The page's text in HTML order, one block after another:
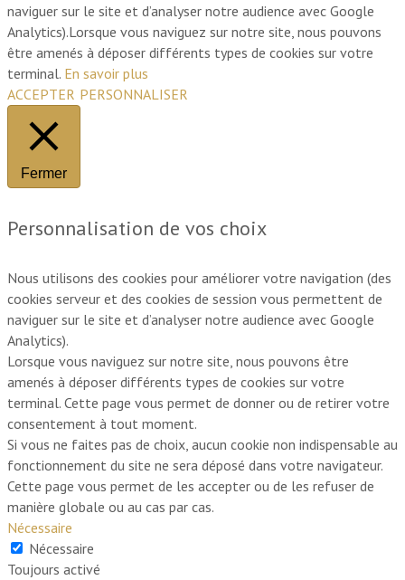
naviguer sur le site et d’analyser notre audience avec Google
Analytics).Lorsque vous naviguez sur notre site, nous pouvons
être amenés à déposer différents types de cookies sur votre
terminal. En savoir plus
ACCEPTER PERSONNALISER
Fermer
Personnalisation de vos choix
Nous utilisons des cookies pour améliorer votre navigation (des
cookies serveur et des cookies de session vous permettent de
naviguer sur le site et d’analyser notre audience avec Google
Analytics).
Lorsque vous naviguez sur notre site, nous pouvons être
amenés à déposer différents types de cookies sur votre
terminal. Cette page vous permet de donner ou de retirer votre
consentement à tout moment.
Si vous ne faites pas de choix, aucun cookie non indispensable au
fonctionnement du site ne sera déposé dans votre navigateur.
Cette page vous permet de les accepter ou de les refuser de
manière globale ou au cas par cas.
Nécessaire
Nécessaire
Toujours activé